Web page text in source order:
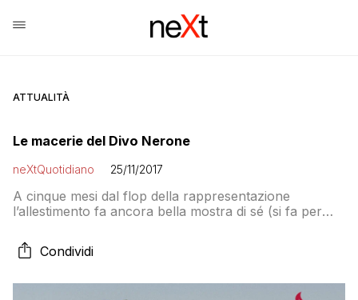
ATTUALITÀ
Le macerie del Divo Nerone
neXtQuotidiano 25/11/2017
A cinque mesi dal flop della rappresentazione
l’allestimento fa ancora bella mostra di sé (si fa per
Condividi